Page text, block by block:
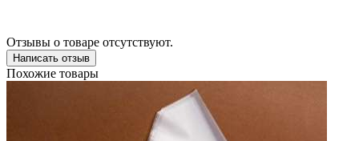
Отзывы о товаре отсутствуют.
Написать отзыв
Похожие товары